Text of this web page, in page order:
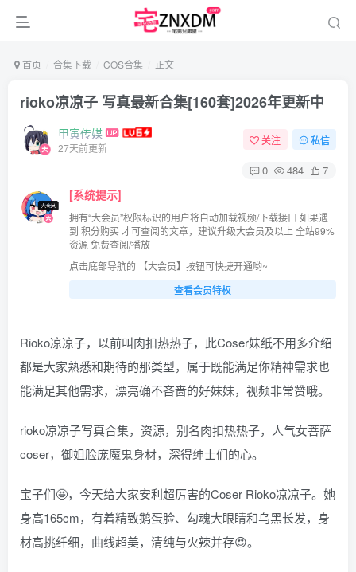
首页 合集下载 COS合集 正文
rioko凉凉子 写真最新合集[160套]2026年更新中
甲寅传媒
27天前更新
关注 私信
0 484 7
[系统提示]
拥有“大会员”权限标识的用户将自动加载视频/下载接口 如果遇
到 积分购买 才可查阅的文章，建议升级大会员及以上 全站99%
资源 免费查阅/播放
点击底部导航的 【大会员】按钮可快捷开通哟~
查看会员特权
Rioko凉凉子，以前叫肉扣热热子，此Coser妹纸不用多介绍
都是大家熟悉和期待的那类型，属于既能满足你精神需求也
能满足其他需求，漂亮确不吝啬的好妹妹，视频非常赞哦。
rioko凉凉子写真合集，资源，别名肉扣热热子，人气女菩萨
coser，御姐脸庞魔鬼身材，深得绅士们的心。
宝子们🤩，今天给大家安利超厉害的Coser Rioko凉凉子。她
身高165cm，有着精致鹅蛋脸、勾魂大眼睛和乌黑长发，身
材高挑纤细，曲线超美，清纯与火辣并存😍。